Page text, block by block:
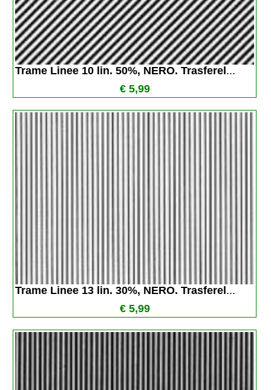
Trame Linee 10 lin. 50%, NERO. Trasferel ...
€ 5,99
Trame Linee 13 lin. 30%, NERO. Trasferel ...
€ 5,99